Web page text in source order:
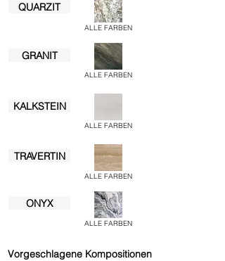
QUARZIT
ALLE FARBEN
GRANIT
ALLE FARBEN
KALKSTEIN
ALLE FARBEN
TRAVERTIN
ALLE FARBEN
ONYX
ALLE FARBEN
Vorgeschlagene Kompositionen